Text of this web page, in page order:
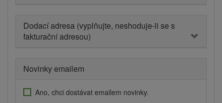
Dodací adresa (vyplňujte, neshoduje-li se s
fakturační adresou)
Novinky emailem
Ano, chci dostávat emailem novinky.